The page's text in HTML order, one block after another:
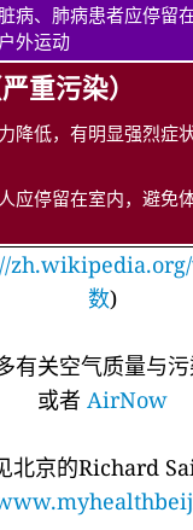
病、肺病患者应停留
外运动
重污染）
降低，有明显强烈症
应停留在室内，避免
数)
有关空气质量与
或者 AirNow
北京的Richard